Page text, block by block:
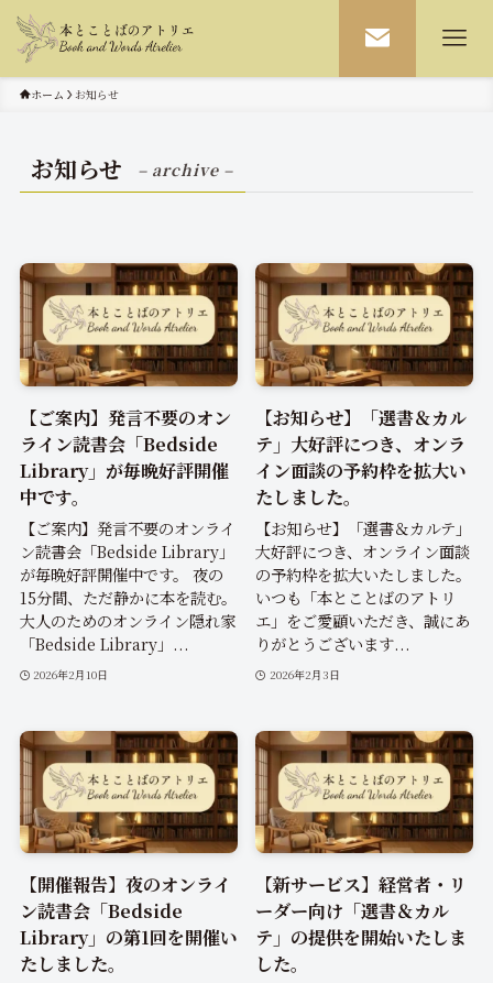
ホーム お知らせ
お知らせ – archive –
【ご案内】発言不要のオン
ライン読書会「Bedside
Library」が毎晩好評開催
中です。
【ご案内】発言不要のオンライ
ン読書会「Bedside Library」
が毎晩好評開催中です。 夜の
15分間、ただ静かに本を読む。
大人のためのオンライン隠れ家
「Bedside Library」...
2026年2月10日
【お知らせ】「選書＆カル
テ」大好評につき、オンラ
イン面談の予約枠を拡大い
たしました。
【お知らせ】「選書＆カルテ」
大好評につき、オンライン面談
の予約枠を拡大いたしました。
いつも「本とことばのアトリ
エ」をご愛顧いただき、誠にあ
りがとうございます...
2026年2月3日
【開催報告】夜のオンライ
ン読書会「Bedside
Library」の第1回を開催い
たしました。
【新サービス】経営者・リ
ーダー向け「選書＆カル
テ」の提供を開始いたしま
した。